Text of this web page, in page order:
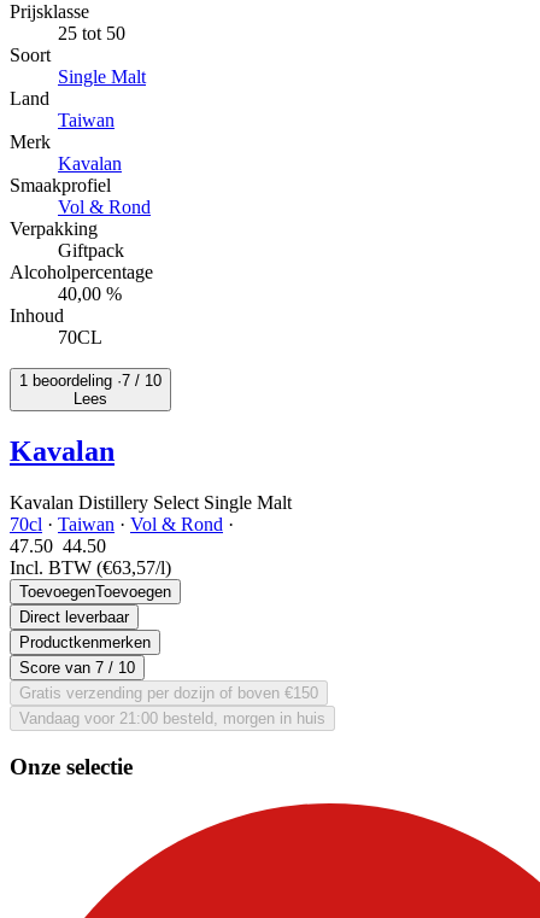
Prijsklasse
25 tot 50
Soort
Single Malt
Land
Taiwan
Merk
Kavalan
Smaakprofiel
Vol & Rond
Verpakking
Giftpack
Alcoholpercentage
40,00 %
Inhoud
70CL
1 beoordeling ·7 / 10
Lees
Kavalan
Kavalan Distillery Select Single Malt
70cl · Taiwan · Vol & Rond ·
47.50 44.50
Incl. BTW (€63,57/l)
ToevoegenToevoegen
Direct leverbaar
Productkenmerken
Score van 7 / 10
Gratis verzending per dozijn of boven €150
Vandaag voor 21:00 besteld, morgen in huis
Onze selectie